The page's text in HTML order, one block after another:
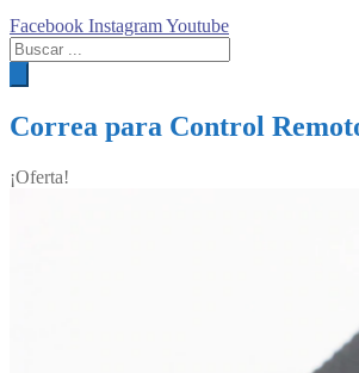
Facebook InstagramYoutube
Búsqueda
de
productos
Correa para Control
¡Oferta!